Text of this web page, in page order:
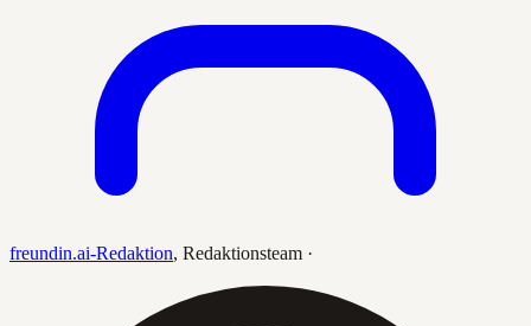
freundin.ai-Redaktion, Redaktionsteam ·